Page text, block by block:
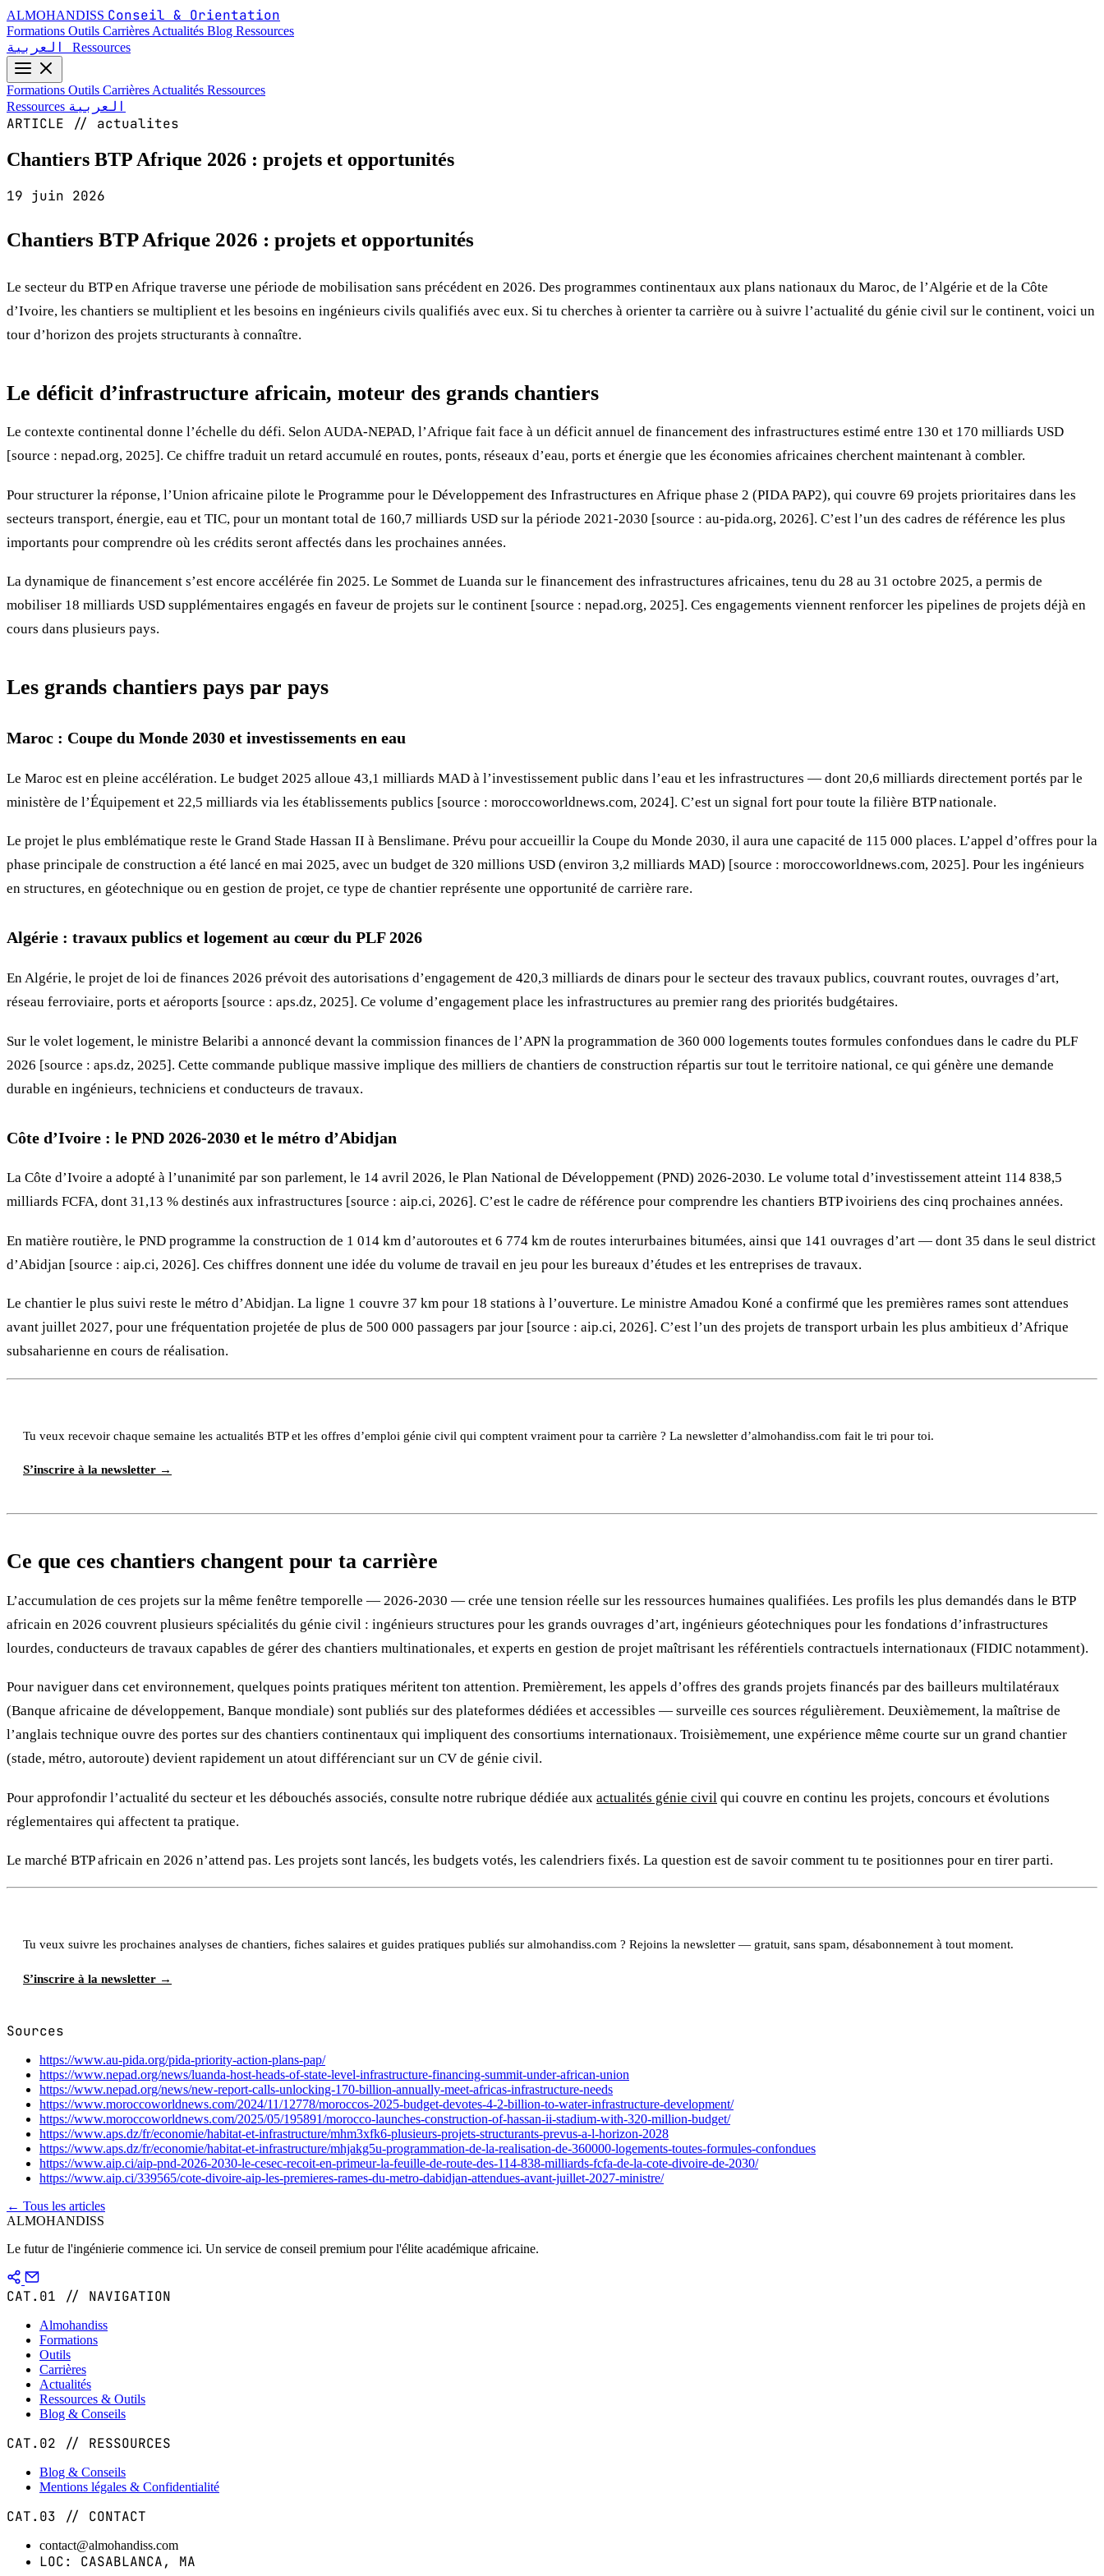
ALMOHANDISS Conseil & Orientation
Formations Outils Carrières Actualités Blog Ressources
Ressources
Formations Outils Carrières Actualités Ressources
Ressources العربية
ARTICLE // actualites
Chantiers BTP Afrique 2026 : projets et opportunités
19 juin 2026
Chantiers BTP Afrique 2026 : projets et opportunités
Le secteur du BTP en Afrique traverse une période de mobilisation sans précédent en 2026. Des programmes continentaux aux plans nationaux du Maroc, de l’Algérie et de la Côte
d’Ivoire, les chantiers se multiplient et les besoins en ingénieurs civils qualifiés avec eux. Si tu cherches à orienter ta carrière ou à suivre l’actualité du génie civil sur le continent, voici un
tour d’horizon des projets structurants à connaître.
Le déficit d’infrastructure africain, moteur des grands chantiers
Le contexte continental donne l’échelle du défi. Selon AUDA-NEPAD, l’Afrique fait face à un déficit annuel de financement des infrastructures estimé entre 130 et 170 milliards USD
[source : nepad.org, 2025]. Ce chiffre traduit un retard accumulé en routes, ponts, réseaux d’eau, ports et énergie que les économies africaines cherchent maintenant à combler.
Pour structurer la réponse, l’Union africaine pilote le Programme pour le Développement des Infrastructures en Afrique phase 2 (PIDA PAP2), qui couvre 69 projets prioritaires dans les
secteurs transport, énergie, eau et TIC, pour un montant total de 160,7 milliards USD sur la période 2021-2030 [source : au-pida.org, 2026]. C’est l’un des cadres de référence les plus
importants pour comprendre où les crédits seront affectés dans les prochaines années.
La dynamique de financement s’est encore accélérée fin 2025. Le Sommet de Luanda sur le financement des infrastructures africaines, tenu du 28 au 31 octobre 2025, a permis de
mobiliser 18 milliards USD supplémentaires engagés en faveur de projets sur le continent [source : nepad.org, 2025]. Ces engagements viennent renforcer les pipelines de projets déjà en
cours dans plusieurs pays.
Les grands chantiers pays par pays
Maroc : Coupe du Monde 2030 et investissements en eau
Le Maroc est en pleine accélération. Le budget 2025 alloue 43,1 milliards MAD à l’investissement public dans l’eau et les infrastructures — dont 20,6 milliards directement portés par le
ministère de l’Équipement et 22,5 milliards via les établissements publics [source : moroccoworldnews.com, 2024]. C’est un signal fort pour toute la filière BTP nationale.
Le projet le plus emblématique reste le Grand Stade Hassan II à Benslimane. Prévu pour accueillir la Coupe du Monde 2030, il aura une capacité de 115 000 places. L’appel d’offres pour la
phase principale de construction a été lancé en mai 2025, avec un budget de 320 millions USD (environ 3,2 milliards MAD) [source : moroccoworldnews.com, 2025]. Pour les ingénieurs
en structures, en géotechnique ou en gestion de projet, ce type de chantier représente une opportunité de carrière rare.
Algérie : travaux publics et logement au cœur du PLF 2026
En Algérie, le projet de loi de finances 2026 prévoit des autorisations d’engagement de 420,3 milliards de dinars pour le secteur des travaux publics, couvrant routes, ouvrages d’art,
réseau ferroviaire, ports et aéroports [source : aps.dz, 2025]. Ce volume d’engagement place les infrastructures au premier rang des priorités budgétaires.
Sur le volet logement, le ministre Belaribi a annoncé devant la commission finances de l’APN la programmation de 360 000 logements toutes formules confondues dans le cadre du PLF
2026 [source : aps.dz, 2025]. Cette commande publique massive implique des milliers de chantiers de construction répartis sur tout le territoire national, ce qui génère une demande
durable en ingénieurs, techniciens et conducteurs de travaux.
Côte d’Ivoire : le PND 2026-2030 et le métro d’Abidjan
La Côte d’Ivoire a adopté à l’unanimité par son parlement, le 14 avril 2026, le Plan National de Développement (PND) 2026-2030. Le volume total d’investissement atteint 114 838,5
milliards FCFA, dont 31,13 % destinés aux infrastructures [source : aip.ci, 2026]. C’est le cadre de référence pour comprendre les chantiers BTP ivoiriens des cinq prochaines années.
En matière routière, le PND programme la construction de 1 014 km d’autoroutes et 6 774 km de routes interurbaines bitumées, ainsi que 141 ouvrages d’art — dont 35 dans le seul district
d’Abidjan [source : aip.ci, 2026]. Ces chiffres donnent une idée du volume de travail en jeu pour les bureaux d’études et les entreprises de travaux.
Le chantier le plus suivi reste le métro d’Abidjan. La ligne 1 couvre 37 km pour 18 stations à l’ouverture. Le ministre Amadou Koné a confirmé que les premières rames sont attendues
avant juillet 2027, pour une fréquentation projetée de plus de 500 000 passagers par jour [source : aip.ci, 2026]. C’est l’un des projets de transport urbain les plus ambitieux d’Afrique
subsaharienne en cours de réalisation.
Tu veux recevoir chaque semaine les actualités BTP et les offres d’emploi génie civil qui comptent vraiment pour ta carrière ? La newsletter d’almohandiss.com fait le tri pour toi.
S’inscrire à la newsletter →
Ce que ces chantiers changent pour ta carrière
L’accumulation de ces projets sur la même fenêtre temporelle — 2026-2030 — crée une tension réelle sur les ressources humaines qualifiées. Les profils les plus demandés dans le BTP
africain en 2026 couvrent plusieurs spécialités du génie civil : ingénieurs structures pour les grands ouvrages d’art, ingénieurs géotechniques pour les fondations d’infrastructures
lourdes, conducteurs de travaux capables de gérer des chantiers multinationales, et experts en gestion de projet maîtrisant les référentiels contractuels internationaux (FIDIC notamment).
Pour naviguer dans cet environnement, quelques points pratiques méritent ton attention. Premièrement, les appels d’offres des grands projets financés par des bailleurs multilatéraux
(Banque africaine de développement, Banque mondiale) sont publiés sur des plateformes dédiées et accessibles — surveille ces sources régulièrement. Deuxièmement, la maîtrise de
l’anglais technique ouvre des portes sur des chantiers continentaux qui impliquent des consortiums internationaux. Troisièmement, une expérience même courte sur un grand chantier
(stade, métro, autoroute) devient rapidement un atout différenciant sur un CV de génie civil.
Pour approfondir l’actualité du secteur et les débouchés associés, consulte notre rubrique dédiée aux actualités génie civil qui couvre en continu les projets, concours et évolutions
réglementaires qui affectent ta pratique.
Le marché BTP africain en 2026 n’attend pas. Les projets sont lancés, les budgets votés, les calendriers fixés. La question est de savoir comment tu te positionnes pour en tirer parti.
Tu veux suivre les prochaines analyses de chantiers, fiches salaires et guides pratiques publiés sur almohandiss.com ? Rejoins la newsletter — gratuit, sans spam, désabonnement à tout moment.
S’inscrire à la newsletter →
Sources
https://www.au-pida.org/pida-priority-action-plans-pap/
https://www.nepad.org/news/luanda-host-heads-of-state-level-infrastructure-financing-summit-under-african-union
https://www.nepad.org/news/new-report-calls-unlocking-170-billion-annually-meet-africas-infrastructure-needs
https://www.moroccoworldnews.com/2024/11/12778/moroccos-2025-budget-devotes-4-2-billion-to-water-infrastructure-development/
https://www.moroccoworldnews.com/2025/05/195891/morocco-launches-construction-of-hassan-ii-stadium-with-320-million-budget/
https://www.aps.dz/fr/economie/habitat-et-infrastructure/mhm3xfk6-plusieurs-projets-structurants-prevus-a-l-horizon-2028
https://www.aps.dz/fr/economie/habitat-et-infrastructure/mhjakg5u-programmation-de-la-realisation-de-360000-logements-toutes-formules-confondues
https://www.aip.ci/aip-pnd-2026-2030-le-cesec-recoit-en-primeur-la-feuille-de-route-des-114-838-milliards-fcfa-de-la-cote-divoire-de-2030/
https://www.aip.ci/339565/cote-divoire-aip-les-premieres-rames-du-metro-dabidjan-attendues-avant-juillet-2027-ministre/
← Tous les articles
ALMOHANDISS
Le futur de l'ingénierie commence ici. Un service de conseil premium pour l'élite académique africaine.
CAT.01 // NAVIGATION
Almohandiss
Formations
Outils
Carrières
Actualités
Ressources & Outils
Blog & Conseils
CAT.02 // RESSOURCES
Blog & Conseils
Mentions légales & Confidentialité
CAT.03 // CONTACT
contact@almohandiss.com
LOC: CASABLANCA, MA